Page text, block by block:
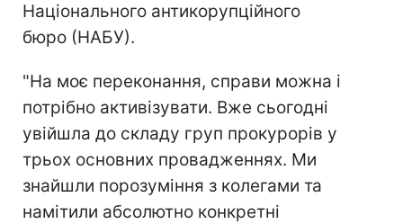
Національного антикорупційного
бюро (НАБУ).
"На моє переконання, справи можна і
потрібно активізувати. Вже сьогодні
увійшла до складу груп прокурорів у
трьох основних провадженнях. Ми
знайшли порозуміння з колегами та
намітили абсолютно конкретні